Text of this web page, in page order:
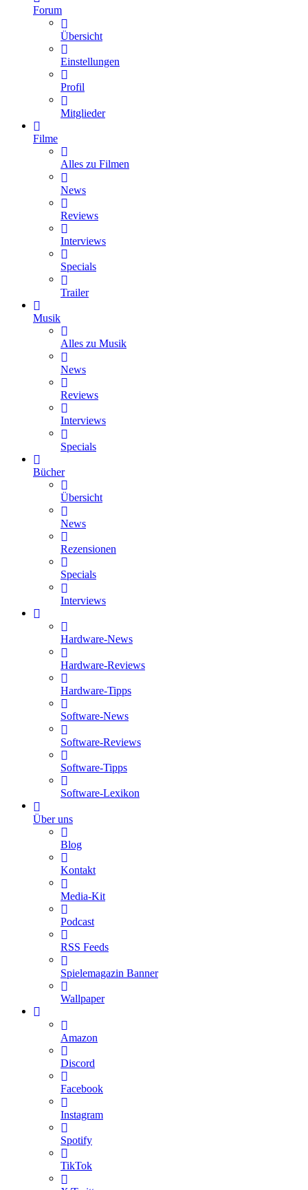
Forum
Übersicht
Einstellungen
Profil
Mitglieder
Filme
Alles zu Filmen
News
Reviews
Interviews
Specials
Trailer
Musik
Alles zu Musik
News
Reviews
Interviews
Specials
Bücher
Übersicht
News
Rezensionen
Specials
Interviews
Hardware-News
Hardware-Reviews
Hardware-Tipps
Software-News
Software-Reviews
Software-Tipps
Software-Lexikon
Über uns
Blog
Kontakt
Media-Kit
Podcast
RSS Feeds
Spielemagazin Banner
Wallpaper
Amazon
Discord
Facebook
Instagram
Spotify
TikTok